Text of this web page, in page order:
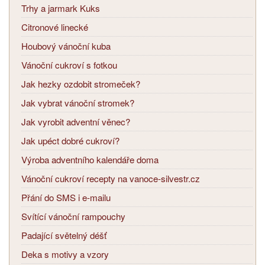
Trhy a jarmark Kuks
Citronové linecké
Houbový vánoční kuba
Vánoční cukroví s fotkou
Jak hezky ozdobit stromeček?
Jak vybrat vánoční stromek?
Jak vyrobit adventní věnec?
Jak upéct dobré cukroví?
Výroba adventního kalendáře doma
Vánoční cukroví recepty na vanoce-silvestr.cz
Přání do SMS i e-mailu
Svítící vánoční rampouchy
Padající světelný déšť
Deka s motivy a vzory